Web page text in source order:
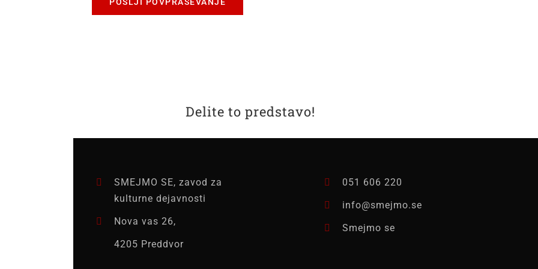
Delite to predstavo!
SMEJMO SE, zavod za
kulturne dejavnosti
Nova vas 26,
4205 Preddvor
051 606 220
info@smejmo.se
Smejmo se